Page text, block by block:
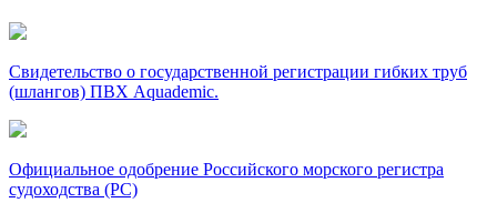
Свидетельство о государственной регистрации гибких труб
(шлангов) ПВХ Aquademic.
Официальное одобрение Российского морского регистра
судоходства (РС)